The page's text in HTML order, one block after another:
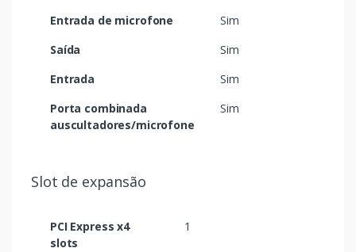
Entrada de microfone
Sim
Saída
Sim
Entrada
Sim
Porta combinada
auscultadores/microfone
Sim
Slot de expansão
PCI Express x4
slots
1